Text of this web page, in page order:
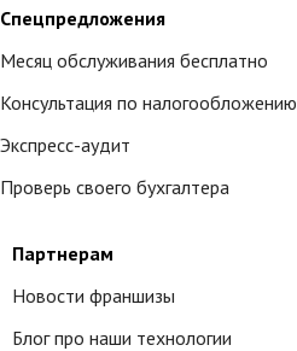
Спецпредложения
Месяц обслуживания бесплатно
Консультация по налогообложению
Экспресс-аудит
Проверь своего бухгалтера
Партнерам
Новости франшизы
Блог про наши технологии